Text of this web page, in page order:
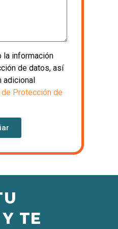
la información
de datos, así
adicional
Protección de
TE